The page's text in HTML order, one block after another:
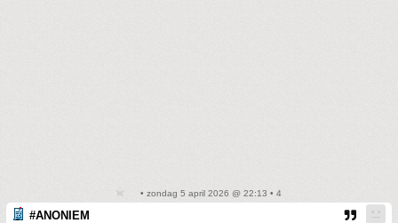
• zondag 5 april 2026 @ 22:13 • 4
#ANONIEM